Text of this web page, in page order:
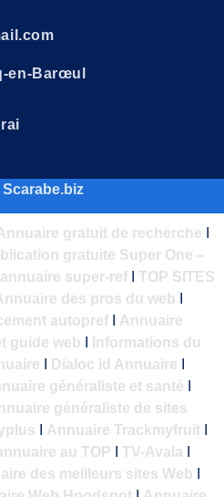
en-Barœul
Scarabe.biz
gratuit de recherche
gratuite Super One –
annuaire super-refI TOP SITES
des pros du web
autoprefI Annuaire
guide web
Informations du
Dialoc id Annuaire
généraliste et santé
généraliste de sites
Annuaire TrackmyfruitI
au TOP TV-Avala
des meilleurs sites Web